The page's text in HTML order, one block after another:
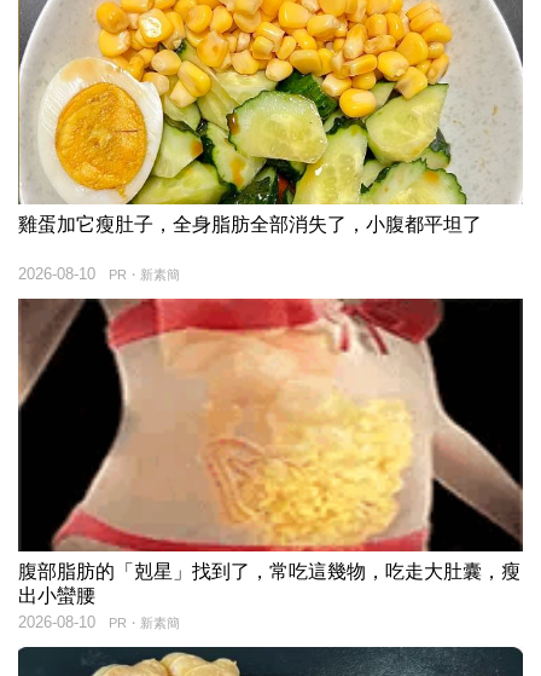
雞蛋加它瘦肚子，全身脂肪全部消失了，小腹都平坦了
PR・新素簡
2026-08-10
腹部脂肪的「剋星」找到了，常吃這幾物，吃走大肚囊，瘦
出小蠻腰
PR・新素簡
2026-08-10